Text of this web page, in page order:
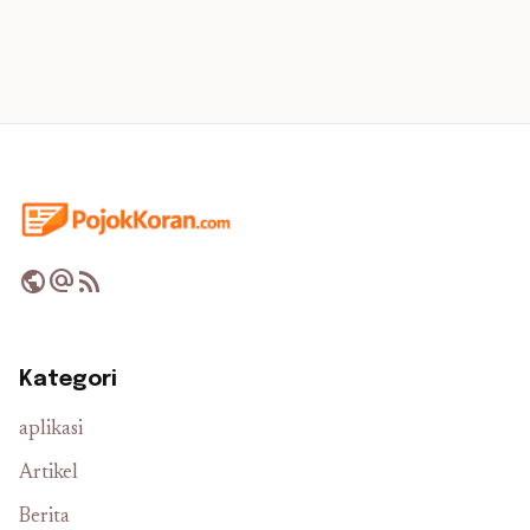
publicalternate_emailrss_feed
Kategori
aplikasi
Artikel
Berita